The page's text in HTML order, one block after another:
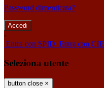
Password dimenticata?
-
Entra con SPID Entra con CIE
Seleziona utente
button close ×